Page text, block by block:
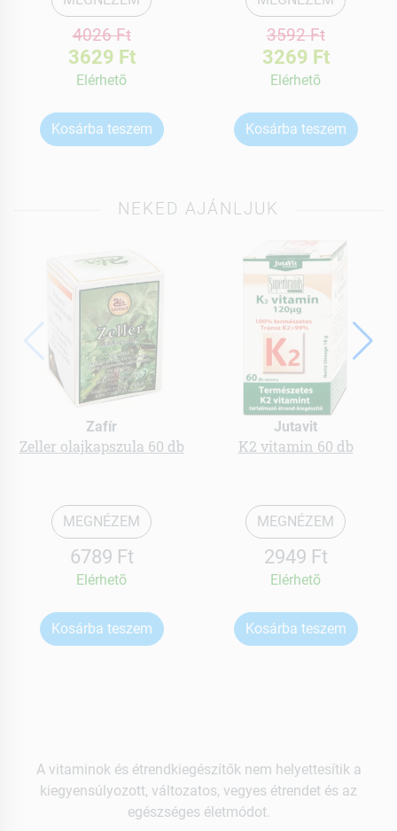
4026 Ft
3629 Ft
Elérhetõ
Kosárba teszem
3592 Ft
3269 Ft
Elérhetõ
Kosárba teszem
NEKED AJÁNLJUK
Zafír
Zeller olajkapszula 60 db
MEGNÉZEM
6789 Ft
Elérhetõ
Kosárba teszem
Jutavit
K2 vitamin 60 db
MEGNÉZEM
2949 Ft
Elérhetõ
Kosárba teszem
A vitaminok és étrendkiegészítők nem helyettesítik a
kiegyensúlyozott, változatos, vegyes étrendet és az
egészséges életmódot.